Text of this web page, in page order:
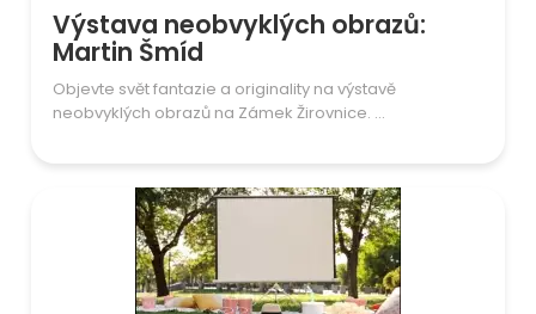
Výstava neobvyklých obrazů:
Martin Šmíd
Objevte svět fantazie a originality na výstavě
neobvyklých obrazů na Zámek Žirovnice. ...